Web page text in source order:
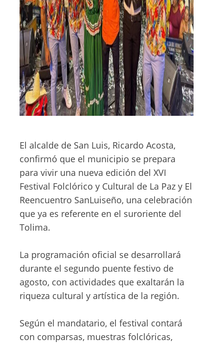
El alcalde de San Luis, Ricardo Acosta,
confirmó que el municipio se prepara
para vivir una nueva edición del XVI
Festival Folclórico y Cultural de La Paz y El
Reencuentro SanLuiseño, una celebración
que ya es referente en el suroriente del
Tolima.
La programación oficial se desarrollará
durante el segundo puente festivo de
agosto, con actividades que exaltarán la
riqueza cultural y artística de la región.
Según el mandatario, el festival contará
con comparsas, muestras folclóricas,